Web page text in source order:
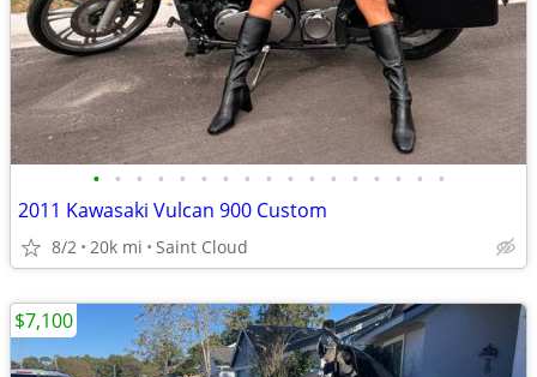
• • • • • • • • • • • • • • • • •
2011 Kawasaki Vulcan 900 Custom
8/2 20k mi Saint Cloud
$7,100